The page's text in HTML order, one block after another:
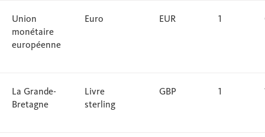
Union
monétaire
européenne
Euro EUR 1
La Grande-
Bretagne
Livre
sterling
GBP 1